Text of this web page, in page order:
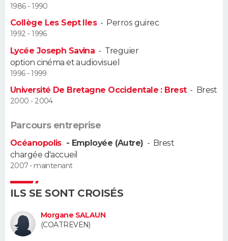
Alimentation
Guide de la santé
Maladies
Médicaments
Sommeil
VOYAGE
PHOTO
GUIDES D'ACHAT
BONS PLANS
Carte de Noël
Carte Bonne année
Carte Saint-Valentin
Carte Pâques
Carte d'anniversaire
DICTIONNAIRE
Dictionnaire
Biographies
Citations
Expressions
Proverbes
PROGRAMME TV
COPAINS D'AVANT
S'inscrire
Se connecter
Lycées
Collèges
Primaires
Universités
Entreprises
Service militaire
Avis de recherche
AVIS DE DÉCÈS
FORUM
1986 - 1990
Collège Les Sept Iles- Perros guirec
1992 - 1996
Lycée Joseph Savina - Treguier
option cinéma et audiovisuel
1996 - 1999
Université De Bretagne Occidentale : Brest- Brest
2000 - 2004
Parcours entreprise
Océanopolis - Employée (Autre) - Brest
chargée d'accueil
2007 - maintenant
ILS SE SONT CROISÉS
Morgane SALAUN
(COATREVEN)